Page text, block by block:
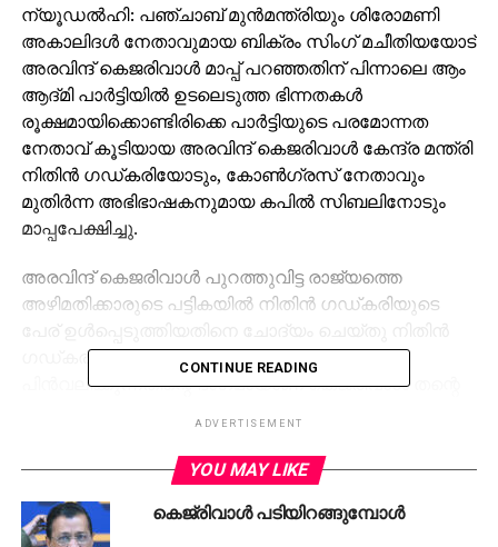
ന്യൂഡല്‍ഹി: പഞ്ചാബ് മുന്‍മന്ത്രിയും ശിരോമണി
അകാലിദള്‍ നേതാവുമായ ബിക്രം സിംഗ് മചീതിയയോട്
അരവിന്ദ് കെജരിവാള്‍ മാപ്പ് പറഞ്ഞതിന് പിന്നാലെ ആം
ആദ്മി പാര്‍ട്ടിയില്‍ ഉടലെടുത്ത ഭിന്നതകള്‍
രൂക്ഷമായിക്കൊണ്ടിരിക്കെ പാര്‍ട്ടിയുടെ പരമോന്നത
നേതാവ് കൂടിയായ അരവിന്ദ് കെജരിവാള്‍ കേന്ദ്ര മന്ത്രി
നിതിന്‍ ഗഡ്കരിയോടും, കോണ്‍ഗ്രസ് നേതാവും
മുതിര്‍ന്ന അഭിഭാഷകനുമായ കപില്‍ സിബലിനോടും
മാപ്പപേക്ഷിച്ചു.
അരവിന്ദ് കെജരിവാള്‍ പുറത്തുവിട്ട രാജ്യത്തെ
അഴിമതിക്കാരുടെ പട്ടികയില്‍ നിതിന്‍ ഗഡ്കരിയുടെ
ഗഡ്കരി ഫയല്‍ചെയ്ത മാനനഷ്ട കേസ്
പിന്‍വലിക്കുന്നതിന്റെ ഭാഗമായാണ് കെജരിവാള്‍ തന്റെ
‘തെളിയിക്കാനാവുമോ എന്നത് പരിഗണിക്കാതെ
താങ്കള്‍ക്കെതിരായി ഞാന്‍ നടത്തിയ ചില പരാമര്‍ശങ്ങള്‍
താങ്കളില്‍ വേദനയുണ്ടാക്കിയതായി മനസ്സിലാക്കുന്നു.
അതുകൊണ്ടുതന്നെ താങ്കള്‍ മാനനഷ്ടക്കേസ് ഫയല്‍
CONTINUE READING
ADVERTISEMENT
YOU MAY LIKE
കെജ്രിവാള്‍ പടിയിറങ്ങുമ്പോള്‍